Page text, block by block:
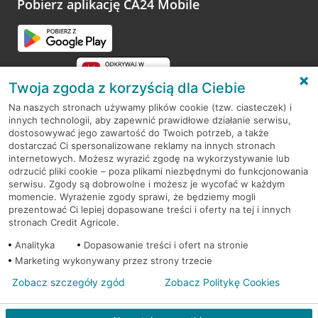
Pobierz aplikację CA24 Mobile
RODO
Regulamin serwisu
Mapa serwisu
PolitykaCookies
© 2026 Credit Agricole Bank Polska S.A. Wszelkie prawa zastrzeżone
Twoja zgoda z korzyścią dla Ciebie
Na naszych stronach używamy plików cookie (tzw. ciasteczek) i
innych technologii, aby zapewnić prawidłowe działanie serwisu,
dostosowywać jego zawartość do Twoich potrzeb, a także
dostarczać Ci spersonalizowane reklamy na innych stronach
internetowych. Możesz wyrazić zgodę na wykorzystywanie lub
odrzucić pliki cookie – poza plikami niezbędnymi do funkcjonowania
serwisu. Zgody są dobrowolne i możesz je wycofać w każdym
momencie. Wyrażenie zgody sprawi, że będziemy mogli
prezentować Ci lepiej dopasowane treści i oferty na tej i innych
stronach Credit Agricole.
Analityka
Dopasowanie treści i ofert na stronie
Marketing wykonywany przez strony trzecie
Zobacz szczegóły zgód Zobacz Politykę Cookies